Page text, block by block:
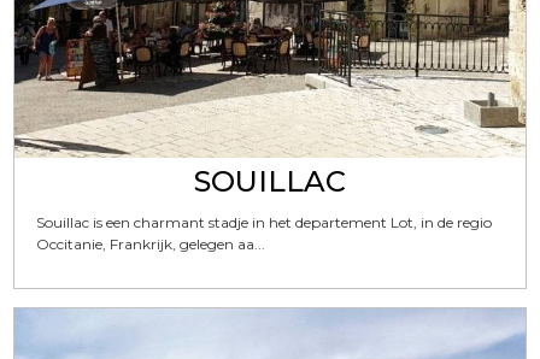
SOUILLAC
Souillac is een charmant stadje in het departement Lot, in de regio
Occitanie, Frankrijk, gelegen aa...